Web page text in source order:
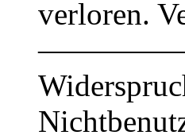
verloren.